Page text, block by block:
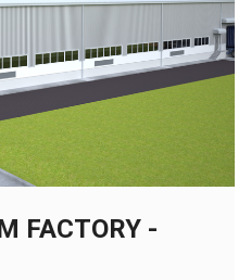
FACTORY -